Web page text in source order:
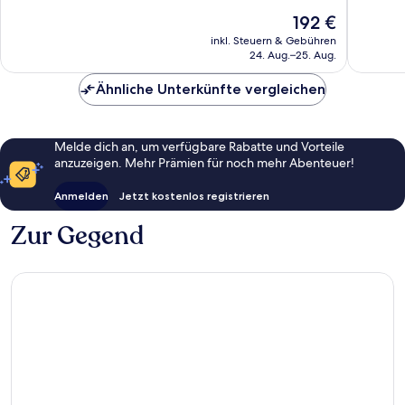
Der
Preis
beträgt
192 €
inkl. Steuern & Gebühren
24. Aug.–25. Aug.
Ähnliche Unterkünfte vergleichen
Melde dich an, um verfügbare Rabatte und Vorteile
anzuzeigen. Mehr Prämien für noch mehr Abenteuer!
Anmelden Jetzt kostenlos registrieren
Zur Gegend